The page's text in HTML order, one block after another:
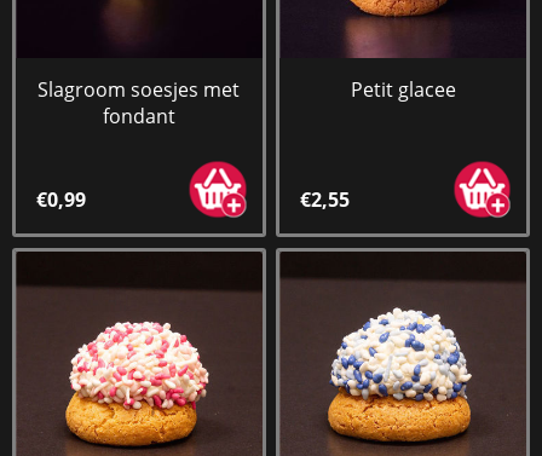
Slagroom soesjes met
fondant
€0,99
Petit glacee
€2,55